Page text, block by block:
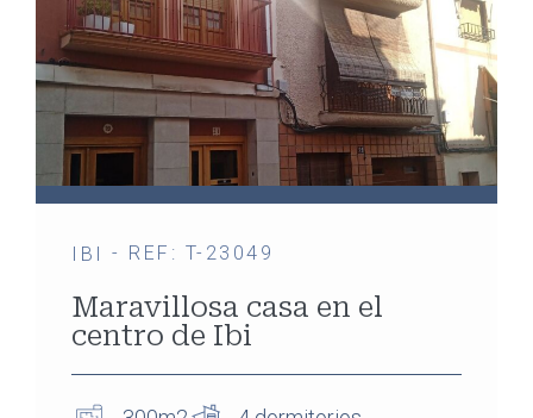
IBI - REF: T-23049
Maravillosa casa en el
centro de Ibi